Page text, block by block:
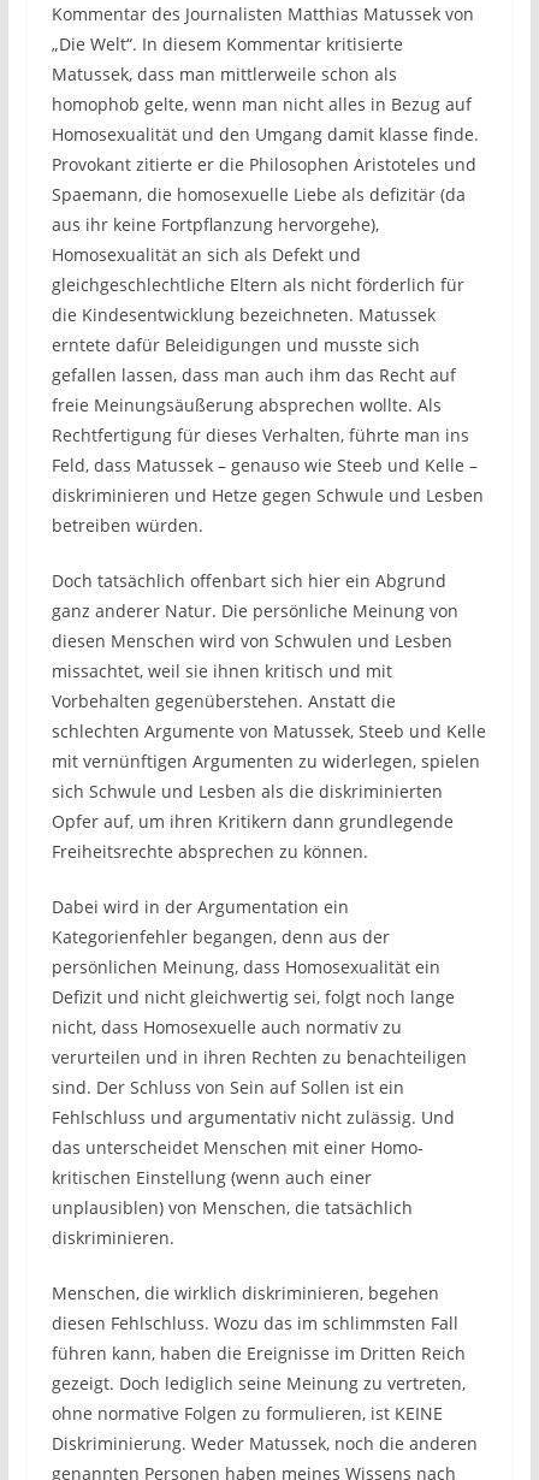
Kommentar des Journalisten Matthias Matussek von
„Die Welt“. In diesem Kommentar kritisierte
Matussek, dass man mittlerweile schon als
homophob gelte, wenn man nicht alles in Bezug auf
Homosexualität und den Umgang damit klasse finde.
Provokant zitierte er die Philosophen Aristoteles und
Spaemann, die homosexuelle Liebe als defizitär (da
aus ihr keine Fortpflanzung hervorgehe),
Homosexualität an sich als Defekt und
gleichgeschlechtliche Eltern als nicht förderlich für
die Kindesentwicklung bezeichneten. Matussek
erntete dafür Beleidigungen und musste sich
gefallen lassen, dass man auch ihm das Recht auf
freie Meinungsäußerung absprechen wollte. Als
Rechtfertigung für dieses Verhalten, führte man ins
Feld, dass Matussek – genauso wie Steeb und Kelle –
diskriminieren und Hetze gegen Schwule und Lesben
betreiben würden.
Doch tatsächlich offenbart sich hier ein Abgrund
ganz anderer Natur. Die persönliche Meinung von
diesen Menschen wird von Schwulen und Lesben
missachtet, weil sie ihnen kritisch und mit
Vorbehalten gegenüberstehen. Anstatt die
schlechten Argumente von Matussek, Steeb und Kelle
mit vernünftigen Argumenten zu widerlegen, spielen
sich Schwule und Lesben als die diskriminierten
Opfer auf, um ihren Kritikern dann grundlegende
Freiheitsrechte absprechen zu können.
Dabei wird in der Argumentation ein
Kategorienfehler begangen, denn aus der
persönlichen Meinung, dass Homosexualität ein
Defizit und nicht gleichwertig sei, folgt noch lange
nicht, dass Homosexuelle auch normativ zu
verurteilen und in ihren Rechten zu benachteiligen
sind. Der Schluss von Sein auf Sollen ist ein
Fehlschluss und argumentativ nicht zulässig. Und
das unterscheidet Menschen mit einer Homo-
kritischen Einstellung (wenn auch einer
unplausiblen) von Menschen, die tatsächlich
diskriminieren.
Menschen, die wirklich diskriminieren, begehen
diesen Fehlschluss. Wozu das im schlimmsten Fall
führen kann, haben die Ereignisse im Dritten Reich
gezeigt. Doch lediglich seine Meinung zu vertreten,
ohne normative Folgen zu formulieren, ist KEINE
Diskriminierung. Weder Matussek, noch die anderen
genannten Personen haben meines Wissens nach